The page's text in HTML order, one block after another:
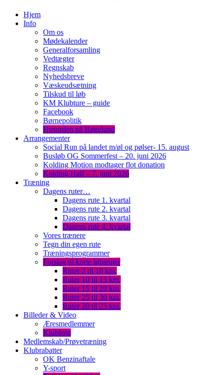
Hjem
Info
Om os
Mødekalender
Generalforsamling
Vedtægter
Regnskab
Nyhedsbreve
Væskeudsætning
Tilskud til løb
KM Klubture – guide
Facebook
Børnepolitik
Husorden på Bøgelund
Arrangementer
Social Run på landet m/øl og pølser- 15. august
Busløb OG Sommerfest – 20. juni 2026
Kolding Motion modtager flot donation
Kolding Half – 7. juni 2026
Træning
Dagens ruter…
Dagens rute 1. kvartal
Dagens rute 2. kvartal
Dagens rute 3. kvartal
Dagens rute 4. kvartal
Vores trænere
Tegn din egen rute
Træningsprogrammer
Forslag til korte løbsruter
Ruter 2 til 10 km.
Ruter 10 til 15 km.
Ruter 15 til 20 km.
Ruter 25 til 30 km.
Ruter 20 til 25 km.
Billeder & Video
Æresmedlemmer
Klubfoto
Medlemskab/Prøvetræning
Klubrabatter
OK Benzinaftale
Y-sport